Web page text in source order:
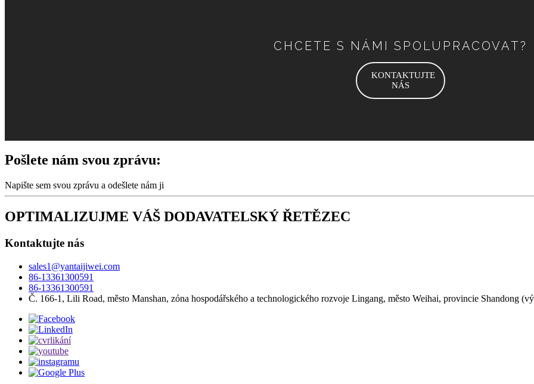
CHCETE S NÁMI SPOLUPRACOVAT?
KONTAKTUJTE
NÁS
Pošlete nám svou zprávu:
Napište sem svou zprávu a odešlete nám ji
OPTIMALIZUJME VÁŠ DODAVATELSKÝ ŘETĚZEC
Kontaktujte nás
sales1@yantaijiwei.com
86-13361300591
86-13361300591
Č. 166-1, Lili Road, město Manshan, zóna hospodářského a technologického rozvoje Lingang, město Weihai, provincie Shandong